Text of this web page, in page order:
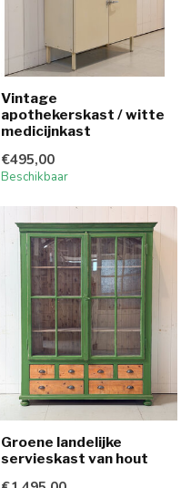
Vintage
apothekerskast / witte
medicijnkast
€495,00
Beschikbaar
Groene landelijke
servieskast van hout